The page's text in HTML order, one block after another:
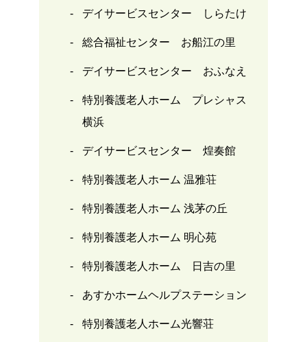
デイサービスセンター しらたけ
総合福祉センター お船江の里
デイサービスセンター おふなえ
特別養護老人ホーム プレシャス
横浜
デイサービスセンター 煌奏館
特別養護老人ホーム 温雅荘
特別養護老人ホーム 浅茅の丘
特別養護老人ホーム 明心苑
特別養護老人ホーム 日吉の里
あすかホームヘルプステーション
特別養護老人ホーム光響荘